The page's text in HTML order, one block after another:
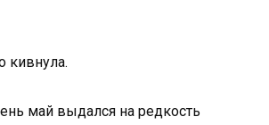
кивнула.
май выдался на редкость